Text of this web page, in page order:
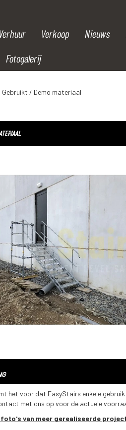
Verhuur Verkoop Nieuws
Fotogalerij
Gebruikt / Demo materiaal
het voor dat EasyStairs enkele
met ons op voor de actuele
van meer gerealiseerde